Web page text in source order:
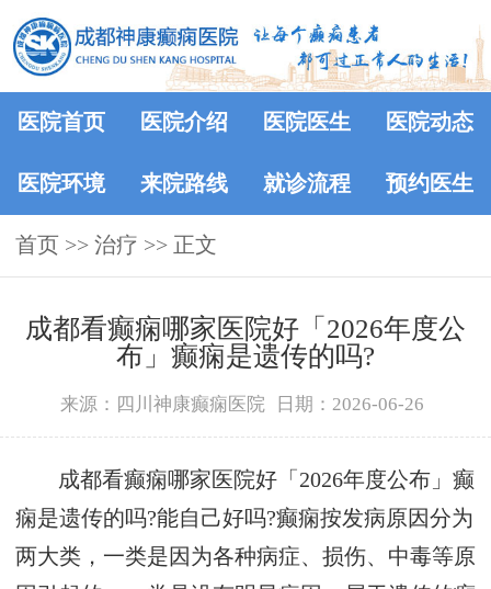
医院首页 医院介绍 医院医生 医院动态
医院环境 来院路线 就诊流程 预约医生
首页 >> 治疗 >> 正文
成都看癫痫哪家医院好「2026年度公
布」癫痫是遗传的吗?
来源：四川神康癫痫医院 日期：2026-06-26
成都看癫痫哪家医院好「2026年度公布」癫
痫是遗传的吗?能自己好吗?癫痫按发病原因分为
两大类，一类是因为各种病症、损伤、中毒等原